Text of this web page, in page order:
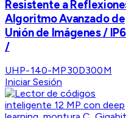
Resistente a
Algoritmo Avanzado de
Unión de Imágenes /
/
UHP-140-MP30D300M
Iniciar Sesión